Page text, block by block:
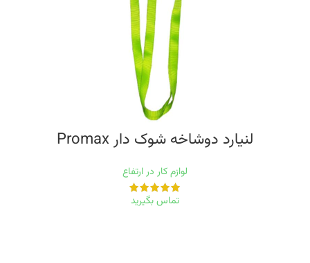
لنیارد دوشاخه شوک دار Promax
لوازم کار در ارتفاع
تماس بگیرید